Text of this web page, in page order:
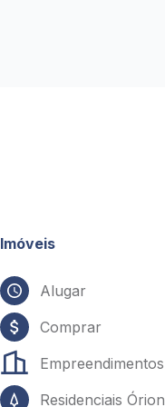
Imóveis
Alugar
Comprar
Empreendimentos
Residenciais Órion